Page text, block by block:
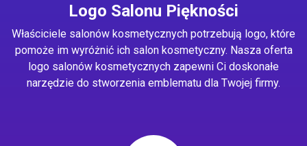
Logo Salonu Piękności
Właściciele salonów kosmetycznych potrzebują logo, które
pomoże im wyróżnić ich salon kosmetyczny. Nasza oferta
logo salonów kosmetycznych zapewni Ci doskonałe
narzędzie do stworzenia emblematu dla Twojej firmy.